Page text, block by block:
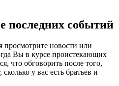
последних событий
просмотрите новости или
Вы в курсе проистекающих
что обговорить после того,
у вас есть братьев и